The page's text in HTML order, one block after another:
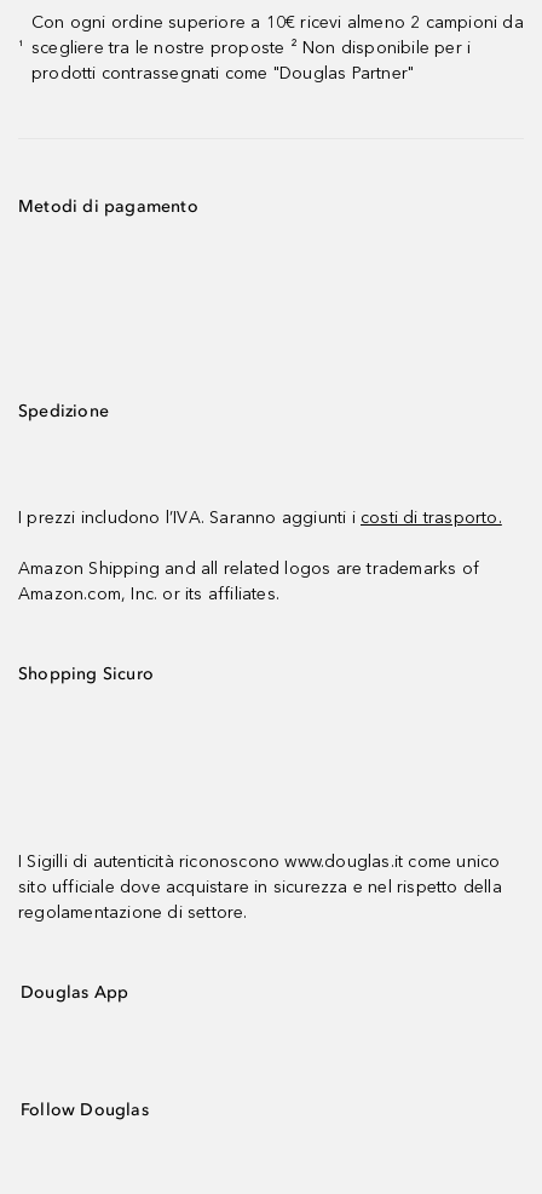
¹
Con ogni ordine superiore a 10€ ricevi almeno 2 campioni da
scegliere tra le nostre proposte ² Non disponibile per i
prodotti contrassegnati come "Douglas Partner"
Metodi di pagamento
Spedizione
I prezzi includono l’IVA. Saranno aggiunti i costi di trasporto.
Amazon Shipping and all related logos are trademarks of
Amazon.com, Inc. or its affiliates.
Shopping Sicuro
I Sigilli di autenticità riconoscono www.douglas.it come unico
sito ufficiale dove acquistare in sicurezza e nel rispetto della
regolamentazione di settore.
Douglas App
Follow Douglas